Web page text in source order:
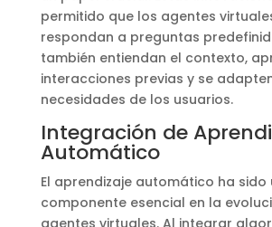
permitido que los agentes
respondan a preguntas
también entiendan el contexto,
interacciones previas y se
necesidades de los usuarios.
Integración de
Automático
El aprendizaje automático ha sido
componente esencial en la
agentes virtuales. Al integrar